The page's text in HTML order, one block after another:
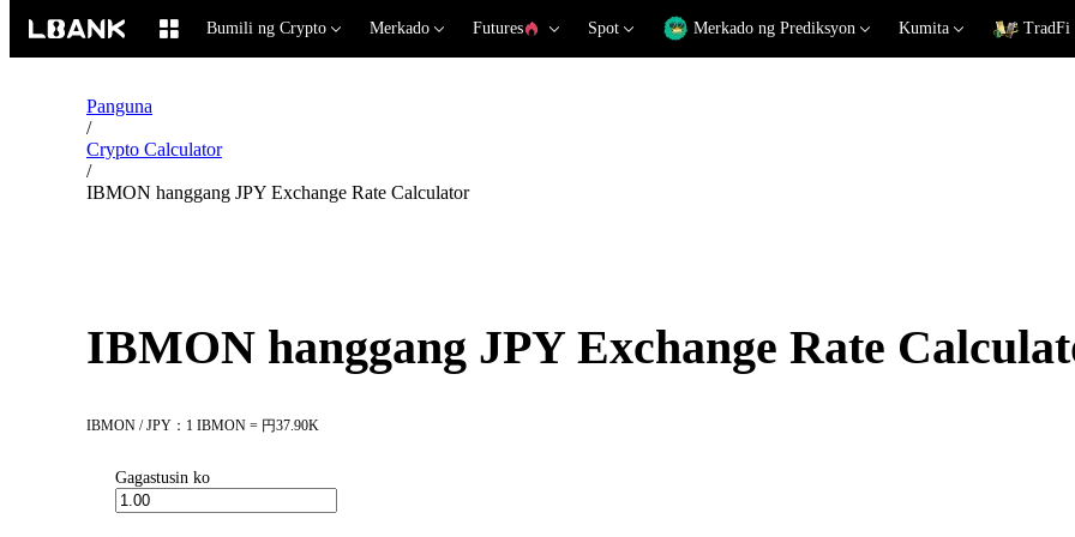
Bumili ng Crypto Merkado Futures Spot Merkado ng Prediksyon Kumita TradFi
Panguna
/
Crypto Calculator
/
IBMON hanggang JPY Exchange Rate Calculator
IBMON hanggang JPY Exchange Rate
IBMON / JPY：1 IBMON = 円37.90K
Gagastusin ko